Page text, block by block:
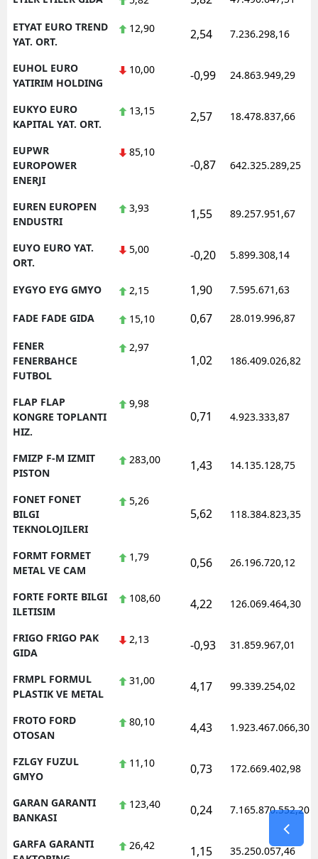
ETYAT EURO TREND
YAT. ORT.
12,90 2,54 7.236.298,16
EUHOL EURO
YATIRIM HOLDING
10,00 -0,99 24.863.949,29
EUKYO EURO
KAPITAL YAT. ORT.
13,15 2,57 18.478.837,66
EUPWR
EUROPOWER
ENERJI
85,10
-0,87 642.325.289,25
EUREN EUROPEN
ENDUSTRI
3,93 1,55 89.257.951,67
EUYO EURO YAT.
ORT.
5,00 -0,20 5.899.308,14
EYGYO EYG GMYO 2,15 1,90 7.595.671,63
FADE FADE GIDA 15,10 0,67 28.019.996,87
FENER
FENERBAHCE
FUTBOL
2,97
1,02 186.409.026,82
FLAP FLAP
KONGRE TOPLANTI
HIZ.
9,98
0,71 4.923.333,87
FMIZP F-M IZMIT
PISTON
283,00 1,43 14.135.128,75
FONET FONET
BILGI
TEKNOLOJILERI
5,26
5,62 118.384.823,35
FORMT FORMET
METAL VE CAM
1,79 0,56 26.196.720,12
FORTE FORTE BILGI
ILETISIM
108,60 4,22 126.069.464,30
FRIGO FRIGO PAK
GIDA
2,13 -0,93 31.859.967,01
FRMPL FORMUL
PLASTIK VE METAL
31,00 4,17 99.339.254,02
FROTO FORD
OTOSAN
80,10 4,43 1.923.467.066,30
FZLGY FUZUL
GMYO
11,10 0,73 172.669.402,98
GARAN GARANTI
BANKASI
123,40 0,24 7.165.870.552,20
GARFA GARANTI
26,42 1,15 35.250.057,46